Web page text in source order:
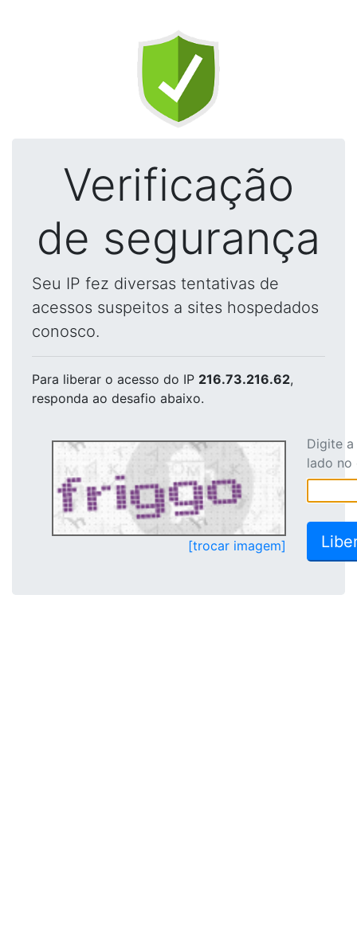
Verificação
de segurança
Seu IP fez diversas tentativas de
acessos suspeitos a sites hospedados
conosco.
Para liberar o acesso do IP 216.73.216.62,
responda ao desafio abaixo.
[trocar imagem]
Digite
lado no